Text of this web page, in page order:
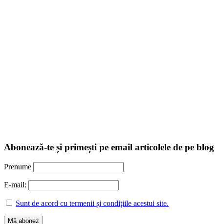
Abonează-te și primești pe email articolele de pe blog
Prenume
E-mail:
Sunt de acord cu termenii și condițiile acestui site.